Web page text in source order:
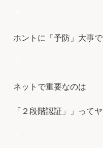
ホントに「予防」大事で
ネットで重要なのは
「２段階認証」」ってヤ